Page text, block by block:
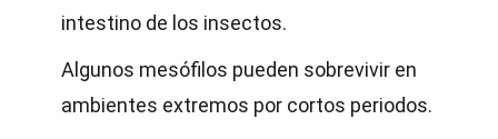
intestino de los insectos.
Algunos mesófilos pueden sobrevivir en
ambientes extremos por cortos periodos.